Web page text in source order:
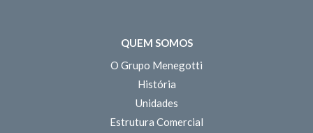
QUEM SOMOS
O Grupo Menegotti
História
Unidades
Estrutura Comercial